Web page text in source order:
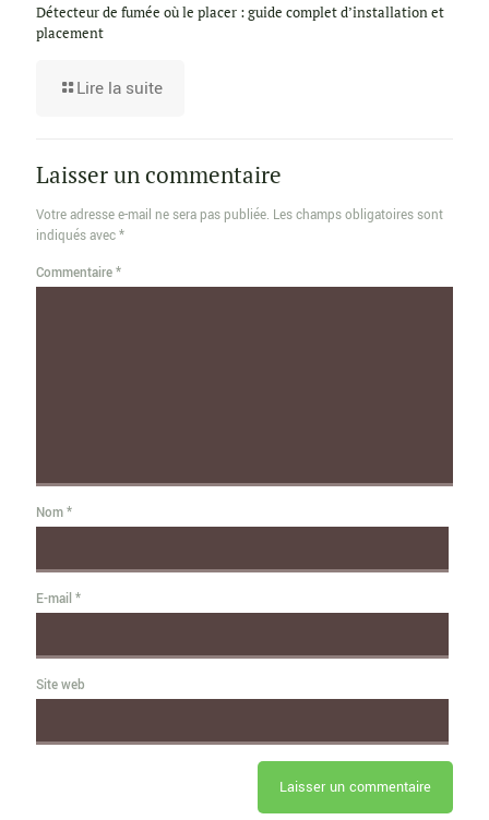
Détecteur de fumée où le placer : guide complet d’installation et
placement
Lire la suite
Laisser un commentaire
Votre adresse e-mail ne sera pas publiée. Les champs obligatoires sont
indiqués avec*
Commentaire*
Nom*
E-mail *
Site web